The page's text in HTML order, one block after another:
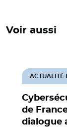
Voir aussi
de
dialogue
ACTUALITÉ